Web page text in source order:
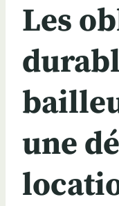
Les
une